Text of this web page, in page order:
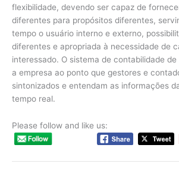
flexibilidade, devendo ser capaz de
diferentes para propósitos diferentes,
tempo o usuário interno e externo,
diferentes e apropriada à necessidade de
interessado. O sistema de contabilidade
a empresa ao ponto que gestores e
sintonizados e entendam as informações
tempo real.
Please follow and like us: